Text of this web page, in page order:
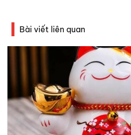
Bài viết liên quan